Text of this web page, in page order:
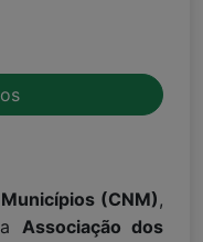
(CNM),
Associação dos